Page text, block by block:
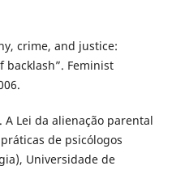
crime, and justice:
backlash”. Feminist
A Lei da alienação parental
de psicólogos
Universidade de